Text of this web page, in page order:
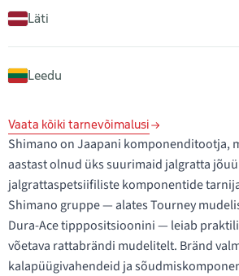
Läti
Leedu
Vaata kõiki tarnevõimalusi
Shimano on Jaapani komponenditootja,
aastast olnud üks suurimaid jalgratta
jalgrattaspetsiifiliste komponentide
Shimano gruppe — alates Tourney
Dura-Ace tipppositsioonini — leiab
võetava rattabrändi mudelitelt. Bränd
kalapüügivahendeid ja